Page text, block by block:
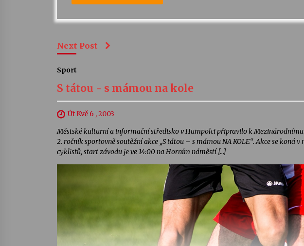
Next Post
Sport
S tátou - s mámou na kole
Út Kvě 6 , 2003
Městské kulturní a informační středisko v Humpolci připravilo k
2. ročník sportovně soutěžní akce „S tátou – s mámou NA KOLE“. Akce se koná
cyklistů, start závodu je ve 14:00 na Horním náměstí […]